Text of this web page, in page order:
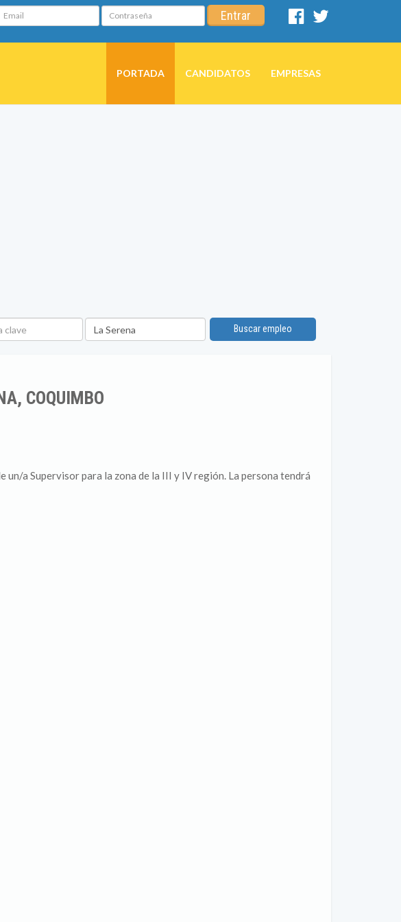
Contraseña Entrar
Facebook
PORTADA CANDIDATOS EMPRESAS
Ubicación
Buscar empleo
COQUIMBO
un/a Supervisor para la zona de la III y IV región. La persona tendrá